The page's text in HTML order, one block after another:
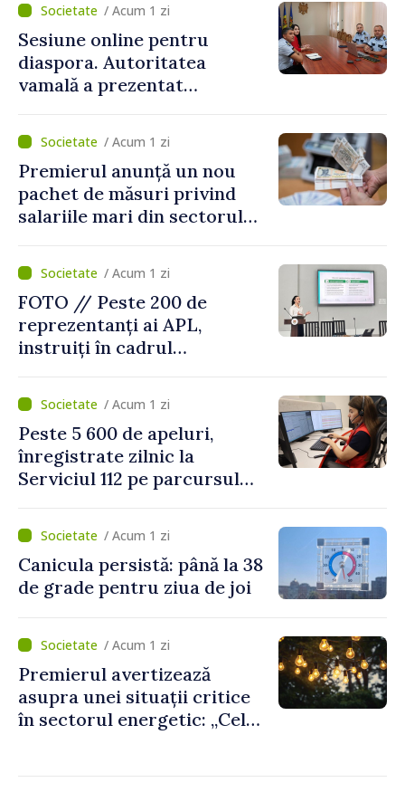
/ Acum 1 zi
Sesiune online pentru
diaspora. Autoritatea
vamală a prezentat
revenirea în țară
/ Acum 1 zi
Premierul anunță un nou
pachet de măsuri privind
salariile mari din sectorul
/ Acum 1 zi
FOTO // Peste 200 de
reprezentanți ai APL,
instruiți în cadrul
Mediu privind aplicarea a
două regulamente din
domeniu
/ Acum 1 zi
Peste 5 600 de apeluri,
înregistrate zilnic la
Serviciul 112 pe parcursul
cetățeni au solicitat
ambulanța/ Acum 1 zi
Canicula persistă: până la 38
de grade pentru ziua de joi
/ Acum 1 zi
Premierul avertizează
asupra unei situații critice
în sectorul energetic: „Cel